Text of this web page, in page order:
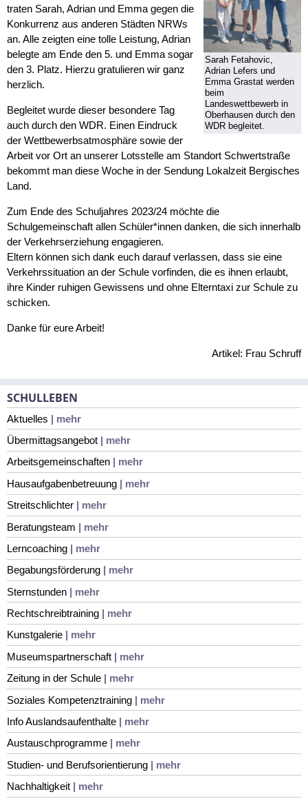
Sarah Fetahovic,
Adrian Lefers und
Emma Grastat werden
beim
Landeswettbewerb in
Oberhausen durch den
WDR begleitet.
traten Sarah, Adrian und Emma gegen die
Konkurrenz aus anderen Städten NRWs
an. Alle zeigten eine tolle Leistung, Adrian
belegte am Ende den 5. und Emma sogar
den 3. Platz. Hierzu gratulieren wir ganz
herzlich.
Begleitet wurde dieser besondere Tag
auch durch den WDR. Einen Eindruck
der Wettbewerbsatmosphäre sowie der
Arbeit vor Ort an unserer Lotsstelle am Standort Schwertstraße
bekommt man diese Woche in der Sendung Lokalzeit Bergisches
Land.
Zum Ende des Schuljahres 2023/24 möchte die
Schulgemeinschaft allen Schüler*innen danken, die sich innerhalb
der Verkehrserziehung engagieren.
Eltern können sich dank euch darauf verlassen, dass sie eine
Verkehrssituation an der Schule vorfinden, die es ihnen erlaubt,
ihre Kinder ruhigen Gewissens und ohne Elterntaxi zur Schule zu
schicken.
Danke für eure Arbeit!
Artikel: Frau Schruff
SCHULLEBEN
Aktuelles | mehr
Übermittagsangebot | mehr
Arbeitsgemeinschaften | mehr
Hausaufgabenbetreuung | mehr
Streitschlichter | mehr
Beratungsteam | mehr
Lerncoaching | mehr
Begabungsförderung | mehr
Sternstunden | mehr
Rechtschreibtraining | mehr
Kunstgalerie | mehr
Museumspartnerschaft | mehr
Zeitung in der Schule | mehr
Soziales Kompetenztraining | mehr
Info Auslandsaufenthalte | mehr
Austauschprogramme | mehr
Studien- und Berufsorientierung | mehr
Nachhaltigkeit | mehr